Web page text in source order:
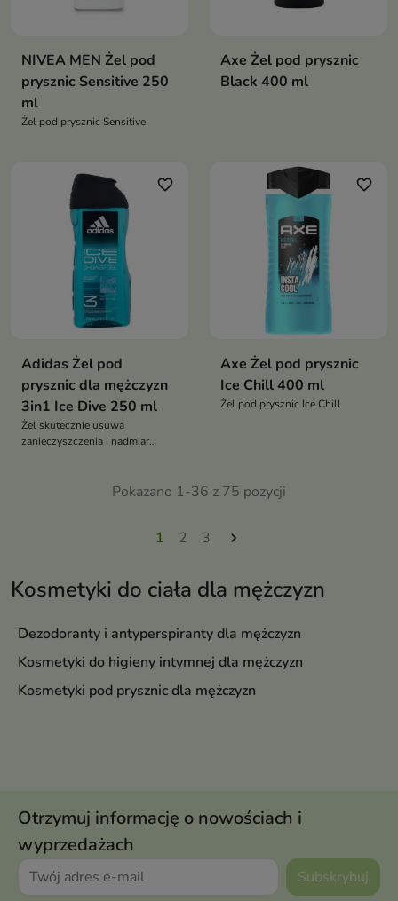
Kosmetyki do ciała dla mężczyzn
Dezodoranty i antyperspiranty dla mężczyzn
Kosmetyki do higieny intymnej dla mężczyzn
Kosmetyki pod prysznic dla mężczyzn
NIVEA MEN Żel pod
prysznic Sensitive 250
ml
Żel pod prysznic Sensitive
Axe Żel pod prysznic
Black 400 ml
favorite_border
Adidas Żel pod
prysznic dla mężczyzn
3in1 Ice Dive 250 ml
Żel skutecznie usuwa
zanieczyszczenia i nadmiar
favorite_border
Axe Żel pod prysznic
Ice Chill 400 ml
Żel pod prysznic Ice Chill
Pokazano 1-36 z 75 pozycji
1 2 3 
Otrzymuj informację o nowościach i
wyprzedażach